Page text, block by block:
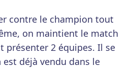
contre le champion tout
on maintient le match
présenter 2 équipes. Il se
déjà vendu dans le